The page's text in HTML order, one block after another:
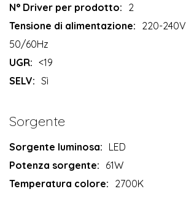
N° Driver per prodotto: 2
Tensione di alimentazione: 220-240V
50/60Hz
UGR: <19
SELV: Sì
Sorgente
Sorgente luminosa: LED
Potenza sorgente: 61W
Temperatura colore: 2700K